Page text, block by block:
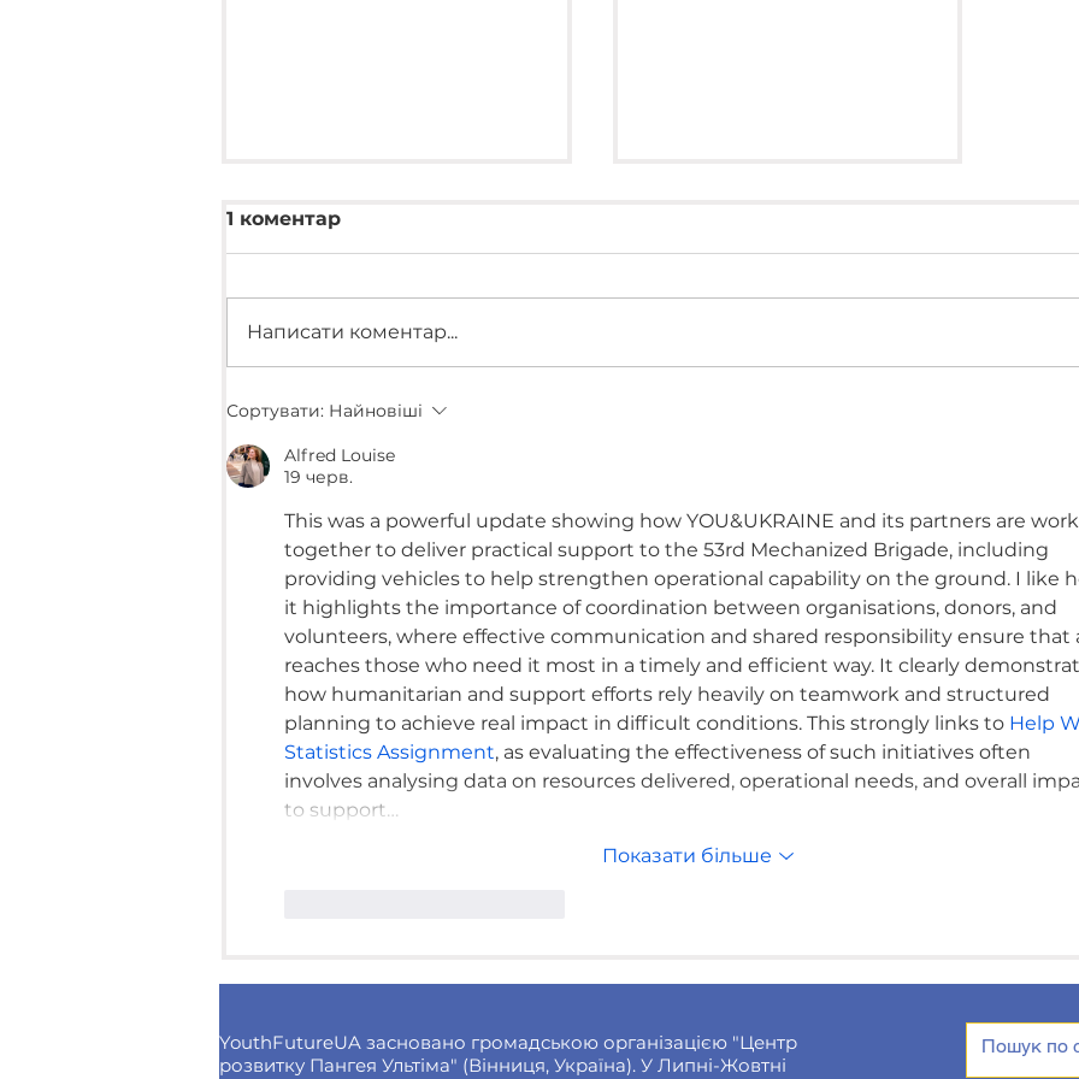
приціли для
батальйону
"Карпатська Січ"
1 коментар
Написати коментар...
Сортувати: Найновіші
Alfred Louise
19 черв.
This was a powerful update showing how YOU&UKRAINE and its partners are
together to deliver practical support to the 53rd Mechanized Brigade, including
providing vehicles to help strengthen operational capability on the ground. I like
it highlights the importance of coordination between organisations, donors, and
volunteers, where effective communication and shared responsibility ensure that
reaches those who need it most in a timely and efficient way. It clearly
how humanitarian and support efforts rely heavily on teamwork and structured
planning to achieve real impact in difficult conditions. This strongly links to Help
Statistics Assignment, as evaluating the effectiveness of such initiatives often
involves analysing data on resources delivered, operational needs, and overall
to support…
Показати більше
YouthFutureUA засновано громадською організацією "Центр
розвитку Пангея Ультіма" (Вінниця, Україна). У Липні-Жовтні